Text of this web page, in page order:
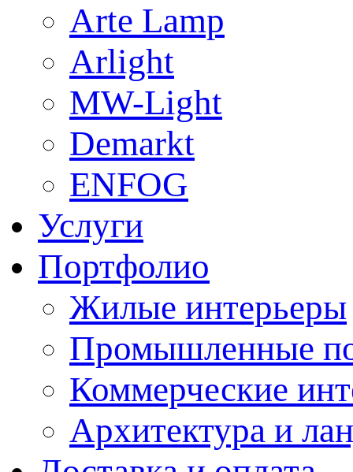
Arte Lamp
Arlight
MW-Light
Demarkt
ENFOG
Услуги
Портфолио
Жилые интерьеры
Промышленные
Коммерческие
Архитектура и